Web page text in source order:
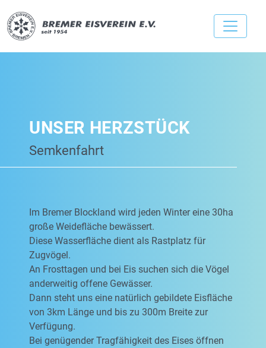
UNSER HERZSTÜCK
Semkenfahrt
Im Bremer Blockland wird jeden Winter eine 30ha
große Weidefläche bewässert.
Diese Wasserfläche dient als Rastplatz für
Zugvögel.
An Frosttagen und bei Eis suchen sich die Vögel
anderweitig offene Gewässer.
Dann steht uns eine natürlich gebildete Eisfläche
von 3km Länge und bis zu 300m Breite zur
Verfügung.
Bei genügender Tragfähigkeit des Eises öffnen